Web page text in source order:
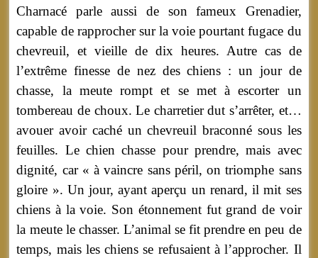
Charnacé parle aussi de son fameux Grenadier,
capable de rapprocher sur la voie pourtant fugace du
chevreuil, et vieille de dix heures. Autre cas de
l’extrême finesse de nez des chiens : un jour de
chasse, la meute rompt et se met à escorter un
tombereau de choux. Le charretier dut s’arrêter, et…
avouer avoir caché un chevreuil braconné sous les
feuilles. Le chien chasse pour prendre, mais avec
dignité, car « à vaincre sans péril, on triomphe sans
gloire ». Un jour, ayant aperçu un renard, il mit ses
chiens à la voie. Son étonnement fut grand de voir
la meute le chasser. L’animal se fit prendre en peu de
temps, mais les chiens se refusaient à l’approcher. Il